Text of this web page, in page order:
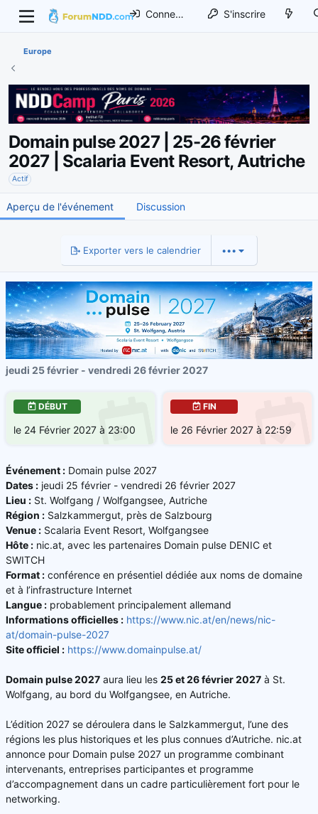
Connexion S'inscrire
Europe
Domain pulse 2027 | 25-26 février
2027 | Scalaria Event Resort, Autriche
Actif
Aperçu de l'événement Discussion
Exporter vers le calendrier •••
jeudi 25 février - vendredi 26 février 2027
DÉBUT
le 24 Février 2027 à 23:00
FIN
le 26 Février 2027 à 22:59
Événement : Domain pulse 2027
Dates : jeudi 25 février - vendredi 26 février 2027
Lieu : St. Wolfgang / Wolfgangsee, Autriche
Région : Salzkammergut, près de Salzbourg
Venue : Scalaria Event Resort, Wolfgangsee
Hôte : nic.at, avec les partenaires Domain pulse DENIC et
SWITCH
Format : conférence en présentiel dédiée aux noms de domaine
et à l’infrastructure Internet
Langue : probablement principalement allemand
Informations officielles : https://www.nic.at/en/news/nic-
at/domain-pulse-2027
Site officiel : https://www.domainpulse.at/
Domain pulse 2027 aura lieu les 25 et 26 février 2027 à St.
Wolfgang, au bord du Wolfgangsee, en Autriche.
L’édition 2027 se déroulera dans le Salzkammergut, l’une des
régions les plus historiques et les plus connues d’Autriche. nic.at
annonce pour Domain pulse 2027 un programme combinant
intervenants, entreprises participantes et programme
d’accompagnement dans un cadre particulièrement fort pour le
networking.